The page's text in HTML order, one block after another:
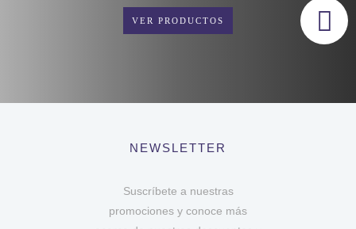
VER PRODUCTOS
NEWSLETTER
Suscríbete a nuestras
promociones y conoce más